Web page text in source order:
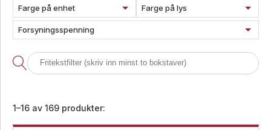
Farge på enhet Farge på lys
Forsyningsspenning
1–16 av 169 produkter: